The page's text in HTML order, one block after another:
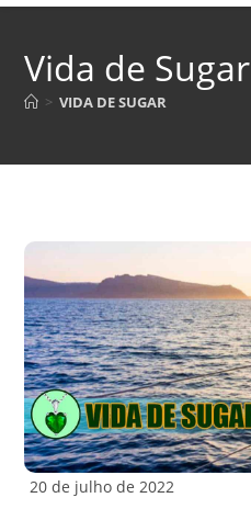
Vida de Sugar
> VIDA DE SUGAR
20 de julho de 2022